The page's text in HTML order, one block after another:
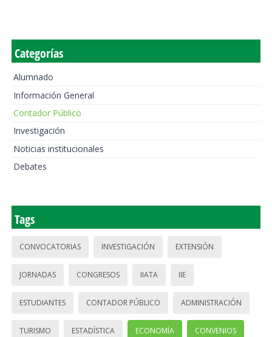
Categorías
Alumnado
Información General
Contador Público
Investigación
Noticias institucionales
Debates
Tags
CONVOCATORIAS INVESTIGACIÓN EXTENSIÓN
JORNADAS CONGRESOS IIATA IIE
ESTUDIANTES CONTADOR PÚBLICO ADMINISTRACIÓN
TURISMO ESTADÍSTICA ECONOMÍA CONVENIOS